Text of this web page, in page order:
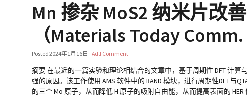
Mn 掺杂 MoS2 纳米片改
（Materials Today Comm.
Posted2024年1月16日 ·Add Comment
摘要 在最近的一篇实验和理论相结合的文章中，基于周期性 DFT 计算
强的原因。该工作使用 AMS 软件中的 BAND 模块，进行周期性DFT与
的三个 Mo 原子，从而降低 H 原子的吸附自由能，从而提高表面的 HER